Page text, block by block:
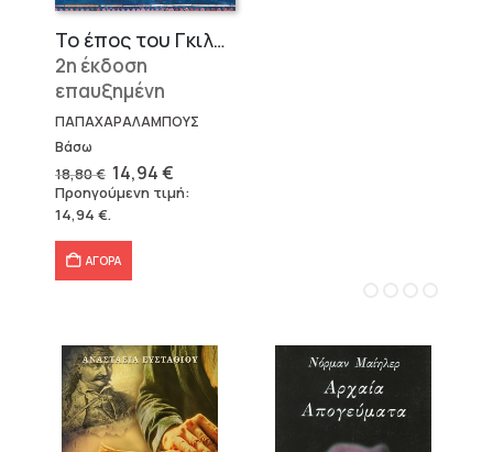
Το έπος του Γκιλγκαμές
2η έκδοση
επαυξημένη
ΠΑΠΑΧΑΡΑΛΑΜΠΟΥΣ
Βάσω
18,80€ Original
price
was:
18,80 €.
14,94€Η
τρέχουσα
τιμή
Προηγούμενη τιμή:
14,94 €.
ΑΓΟΡΑ